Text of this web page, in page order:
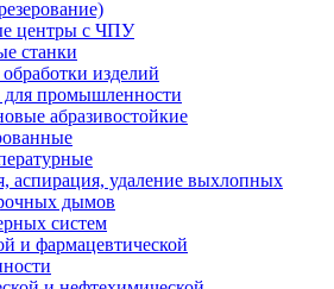
центры с ЧПУ
станки
изделий
промышленности
абразивостойкие
аспирация, удаление выхлопных
дымов
систем
и фармацевтической